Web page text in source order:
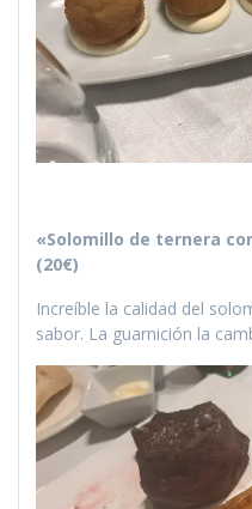
«Solomillo de ternera
(20€)
Increíble la calidad del
sabor. La guarnición la